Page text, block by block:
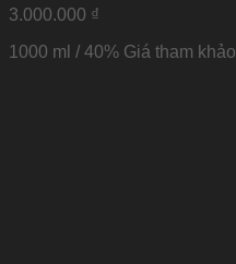
3.000.000 ₫
1000 ml / 40% Giá tham khảo